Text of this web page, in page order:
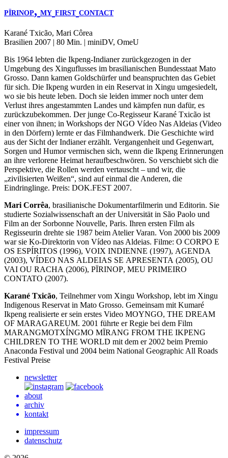
PÏRINOP, MY FIRST CONTACT
Karané Txicão, Mari Côrea
Brasilien 2007 | 80 Min. | miniDV, OmeU
Bis 1964 lebten die Ikpeng-Indianer zurückgezogen in der
Umgebung des Xinguflusses im brasilianischen Bundesstaat Mato
Grosso. Dann kamen Goldschürfer und beanspruchten das Gebiet
für sich. Die Ikpeng wurden in ein Reservat in Xingu umgesiedelt,
wo sie bis heute leben. Doch sie leiden immer noch unter dem
Verlust ihres angestammten Landes und kämpfen nun dafür, es
zurückzubekommen. Der junge Co-Regisseur Karané Txicão ist
einer von ihnen; in Workshops derNGO Vídeo Nas Aldeias (Video
in den Dörfern) lernte er das Filmhandwerk. Die Geschichte wird
aus der Sicht der Indianer erzählt. Vergangenheit und Gegenwart,
Sorgen und Humor vermischen sich, wenn die Ikpeng Erinnerungen
an ihre verlorene Heimat heraufbeschwören. So verschiebt sich die
Perspektive, die Rollen werden vertauscht – und wir, die
„zivilisierten Weißen“, sind auf einmal die Anderen, die
Eindringlinge. Preis: DOK.FEST 2007.
Mari Corrêa, brasilianische Dokumentarfilmerin und Editorin. Sie
studierte Sozialwissenschaft an der Universität in São Paolo und
Film an der Sorbonne Nouvelle, Paris. Ihren ersten Film als
Regisseurin drehte sie 1987 beim Atelier Varan. Von 2000 bis 2009
war sie Ko-Direktorin von Vídeo nas Aldeias. Filme: O CORPO E
OS ESPÍRITOS (1996), VOIX INDIENNE (1997), AGENDA
(2003), VÍDEO NAS ALDEIAS SE APRESENTA (2005), OU
VAI OU RACHA (2006), PÏRINOP, MEU PRIMEIRO
CONTATO (2007).
Karané Txicão, Teilnehmer vom Xingu Workshop, lebt im Xingu
Indigenous Reservat in Mato Grosso. Gemeinsam mit Kumaré
Ikpeng realisierte er sein erstes Video MOYNGO, THE DREAM
OF MARAGAREUM. 2001 führte er Regie bei dem Film
MARANGMOTXÍNGMO MÏRANG FROM THE IKPENG
CHILDREN TO THE WORLD mit dem er 2002 beim Premio
Anaconda Festival und 2004 beim National Geographic All Roads
Festival Preise
newsletter
about
archiv
kontakt
impressum
datenschutz